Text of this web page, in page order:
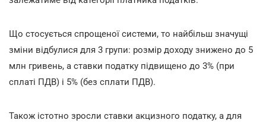
Що стосується спрощеної системи, то найбільш значущі
зміни відбулися для 3 групи: розмір доходу знижено до 5
млн гривень, а ставки податку підвищено до 3% (при
сплаті ПДВ) і 5% (без сплати ПДВ).
Також істотно зросли ставки акцизного податку, а для